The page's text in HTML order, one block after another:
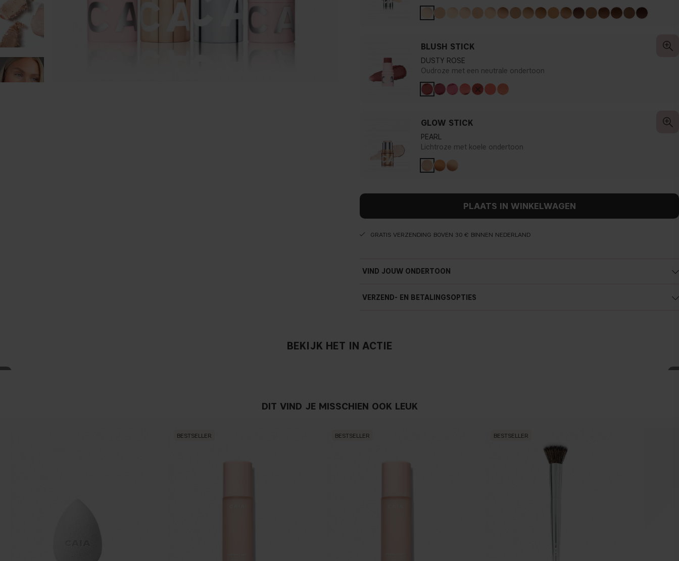
BLUSH STICK
DUSTY ROSE
Oudroze met een neutrale ondertoon
GLOW STICK
PEARL
Lichtroze met koele ondertoon
PLAATS IN WINKELWAGEN
GRATIS VERZENDING BOVEN 30 € BINNEN NEDERLAND
VIND JOUW ONDERTOON
Gele, olidfkleurige of gouden huld
ondertoon moet je een foundation gebruiken die naar roze neigt, terwijl een gelere foundation bij
VERZEND- EN BETALINGSOPTIES
BEKIJK HET IN ACTIE
DIT VIND JE MISSCHIEN OOK LEUK
BESTSELLER BESTSELLER BESTSELLER